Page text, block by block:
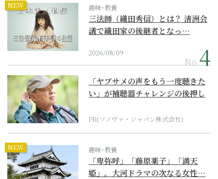
NEW 趣味･教養
三法師（織田秀信）とは？ 清洲会
議で織田家の後継者となっ…
2026/08/09
No.
「ヤブサメの声をもう一度聴きた
い」が補聴器チャレンジの後押し
PR(ソノヴァ・ジャパン株式会社)
NEW 趣味･教養
「卑弥呼」「藤原薬子」「満天
姫」。大河ドラマの次なる女性…